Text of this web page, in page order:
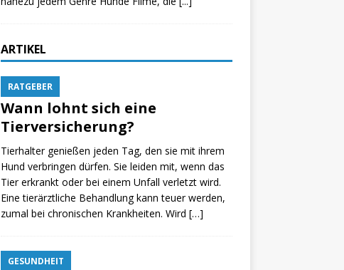
ARTIKEL
RATGEBER
Wann lohnt sich eine
Tierversicherung?
Tierhalter genießen jeden Tag, den sie mit ihrem
Hund verbringen dürfen. Sie leiden mit, wenn das
Tier erkrankt oder bei einem Unfall verletzt wird.
Eine tierärztliche Behandlung kann teuer werden,
zumal bei chronischen Krankheiten. Wird […]
GESUNDHEIT